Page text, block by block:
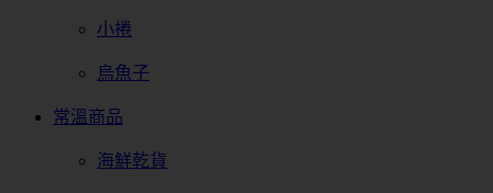
小捲
烏魚子
常溫商品
海鮮乾貨